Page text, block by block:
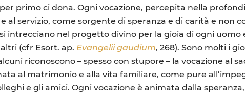
primo ci dona. Ogni vocazione, percepita nella
al servizio, come sorgente di speranza e di carità e non
intrecciano nel progetto divino per la gioia di ogni uomo
(cfr Esort. ap. Evangelii gaudium, 268). Sono molti i
riconoscono – spesso con stupore – la vocazione al
al matrimonio e alla vita familiare, come pure
e gli amici. Ogni vocazione è animata dalla